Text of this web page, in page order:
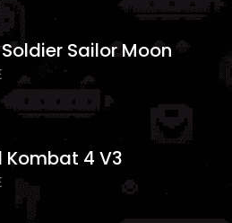
Sailor Moon
Kombat 4 V3